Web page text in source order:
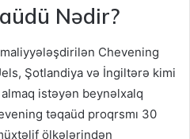
Nədir?
Chevening
Şotlandiya və İngiltərə kimi
istəyən beynəlxalq
təqaüd proqrsmı 30
ölkələrindən